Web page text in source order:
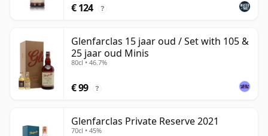
€ 124 ?
Glenfarclas 15 jaar oud / Set with 105 &
25 jaar oud Minis
80cl • 46.7%
€ 99 ?
Glenfarclas Private Reserve 2021
70cl • 45%